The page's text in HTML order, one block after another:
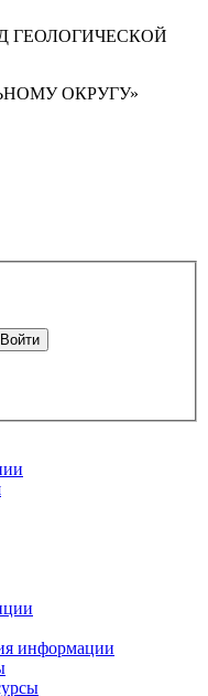
ГЕОЛОГИЧЕСКОЙ
ОКРУГУ»
информации